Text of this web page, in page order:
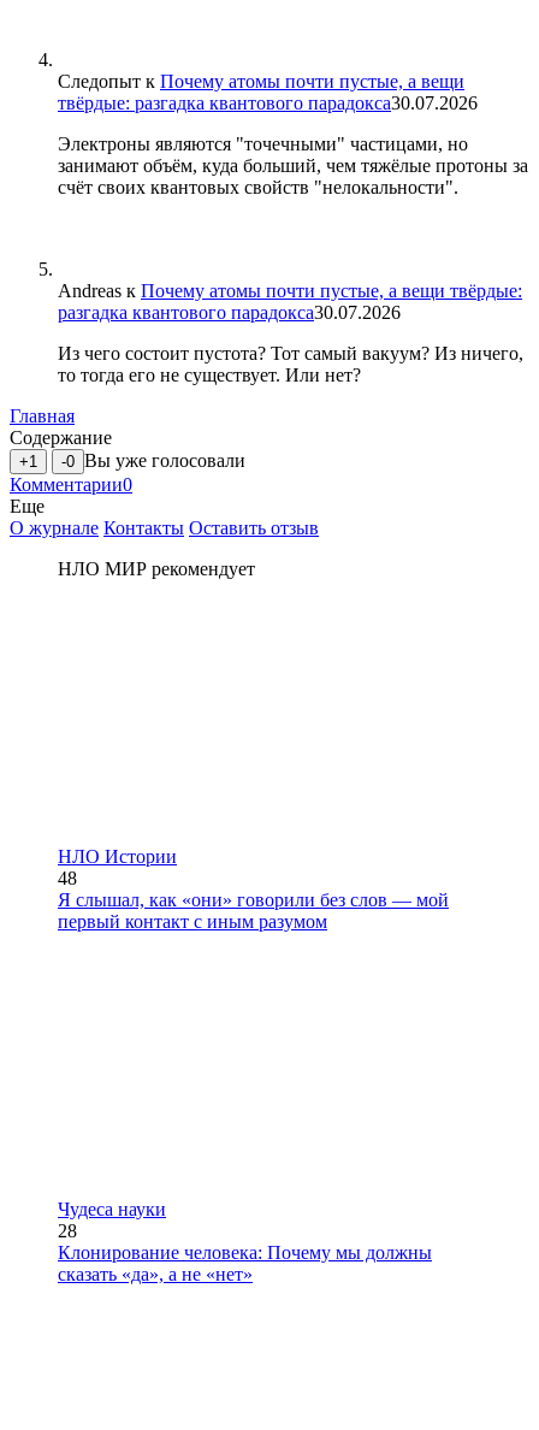
Следопыт к Почему атомы почти пустые, а вещи
твёрдые: разгадка квантового парадокса30.07.2026
Электроны являются "точечными" частицами, но
занимают объём, куда больший, чем тяжёлые протоны за
счёт своих квантовых свойств "нелокальности".
Andreas к Почему атомы почти пустые, а вещи твёрдые:
разгадка квантового парадокса30.07.2026
Из чего состоит пустота? Тот самый вакуум? Из ничего,
то тогда его не существует. Или нет?
Главная
Содержание
+1 -0 Вы уже голосовали
Комментарии0
Еще
О журнале Контакты Оставить отзыв
НЛО МИР рекомендует
НЛО Истории
48
Я слышал, как «они» говорили без слов — мой
первый контакт с иным разумом
Чудеса науки
28
Клонирование человека: Почему мы должны
сказать «да», а не «нет»